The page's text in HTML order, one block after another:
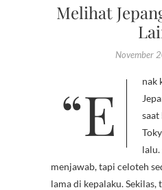
Melihat
November
“Enak kali ya tinggal di
saat
lalu.
menjawab, tapi celoteh
lama di kepalaku. Sekilas,